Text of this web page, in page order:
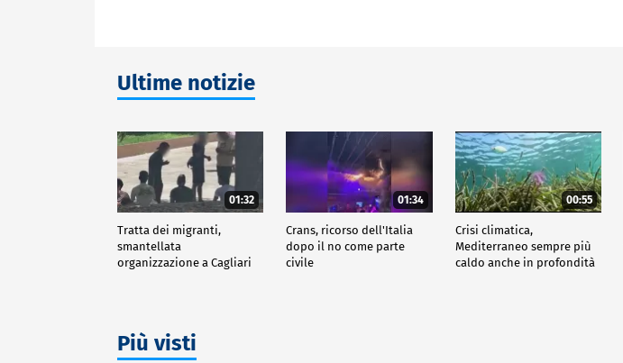
Ultime notizie
01:32
Tratta dei migranti,
smantellata
organizzazione a Cagliari
01:34
Crans, ricorso dell'Italia
dopo il no come parte
civile
00:55
Crisi climatica,
Mediterraneo sempre più
caldo anche in profondità
Più visti